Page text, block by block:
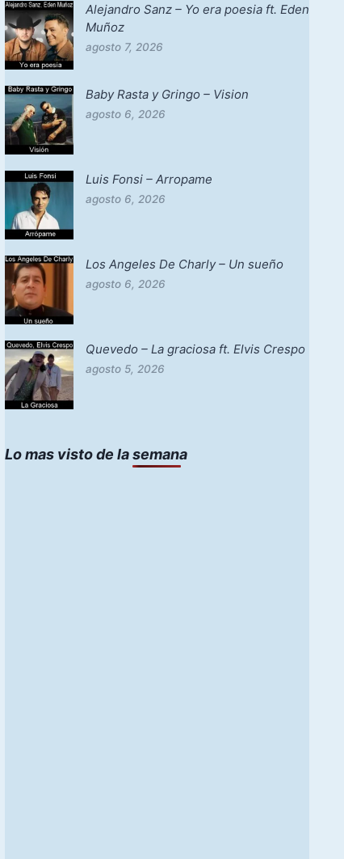
Alejandro Sanz – Yo era poesia ft. Eden
Muñoz
agosto 7, 2026
Baby Rasta y Gringo – Vision
agosto 6, 2026
Luis Fonsi – Arropame
agosto 6, 2026
Los Angeles De Charly – Un sueño
agosto 6, 2026
Quevedo – La graciosa ft. Elvis Crespo
agosto 5, 2026
Lo mas visto de la semana